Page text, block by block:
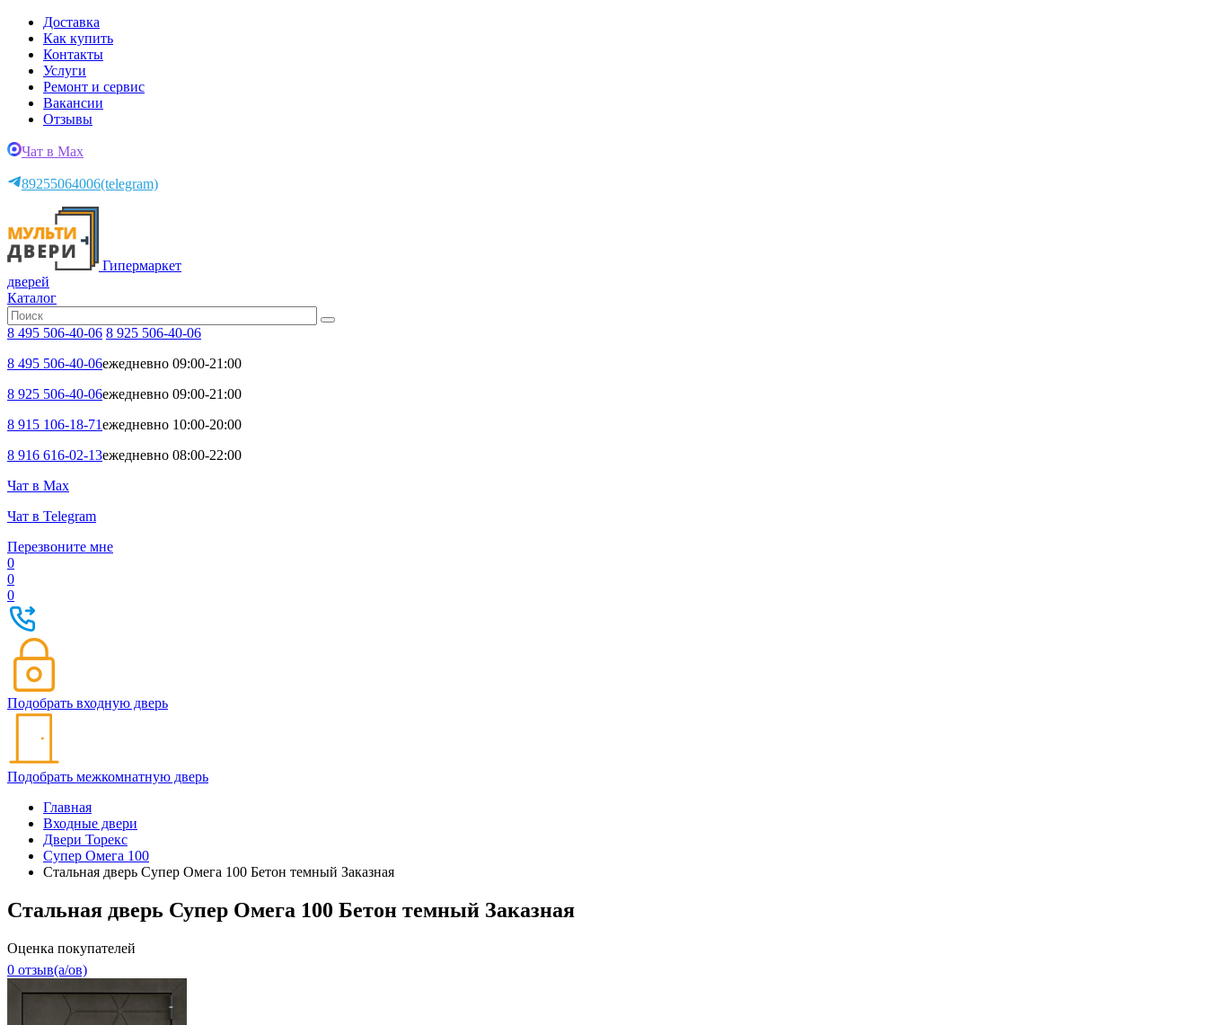
Доставка
Как купить
Контакты
Услуги
Ремонт и сервис
Вакансии
Отзывы
Чат в Max
89255064006(telegram)
Гипермаркет
дверей
Каталог
8 495 506-40-06 8 925 506-40-06
8 495 506-40-06ежедневно 09:00-21:00
8 925 506-40-06ежедневно 09:00-21:00
8 915 106-18-71ежедневно 10:00-20:00
8 916 616-02-13ежедневно 08:00-22:00
Чат в Max
Чат в Telegram
Перезвоните мне
0
0
0
Подобрать входную дверь
Подобрать межкомнатную дверь
Главная
Входные двери
Двери Торекс
Супер Омега 100
Стальная дверь Супер Омега 100 Бетон темный Заказная
Стальная дверь Супер Омега 100 Бетон темный Заказная
Оценка покупателей
0 отзыв(a/ов)